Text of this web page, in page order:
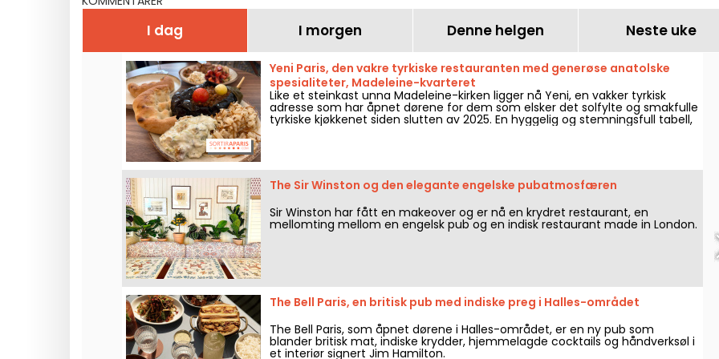
I dag I morgen Denne helgen Neste uke
Yeni Paris, den vakre tyrkiske restauranten med generøse anatolske
spesialiteter, Madeleine-kvarteret
Like et steinkast unna Madeleine-kirken ligger nå Yeni, en vakker tyrkisk
adresse som har åpnet dørene for dem som elsker det solfylte og smakfulle
tyrkiske kjøkkenet siden slutten av 2025. En hyggelig og stemningsfull tabell,
The Sir Winston og den elegante engelske pubatmosfæren
Sir Winston har fått en makeover og er nå en krydret restaurant, en
mellomting mellom en engelsk pub og en indisk restaurant made in London.
The Bell Paris, en britisk pub med indiske preg i Halles-området
The Bell Paris, som åpnet dørene i Halles-området, er en ny pub som
blander britisk mat, indiske krydder, hjemmelagde cocktails og håndverksøl i
et interiør signert Jim Hamilton.